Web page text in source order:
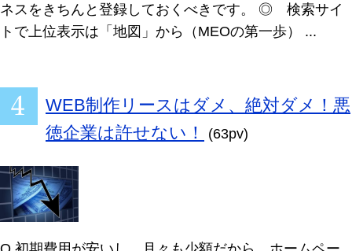
ネスをきちんと登録しておくべきです。 ◎ 検索サイ
トで上位表示は「地図」から（MEOの第一歩） ...
WEB制作リースはダメ、絶対ダメ！悪
徳企業は許せない！
(63pv)